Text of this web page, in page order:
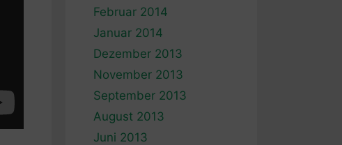
Februar 2014
Januar 2014
Dezember 2013
November 2013
September 2013
August 2013
Juni 2013